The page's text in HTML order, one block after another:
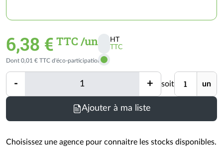
6,38 € TTC /un
Activer
les
prix
HT
TTC
Dont 0,01 € TTC d'éco-participation
- Quantité + soit Unité un
Ajouter à ma liste
Choisissez une agence pour connaitre les stocks disponibles.